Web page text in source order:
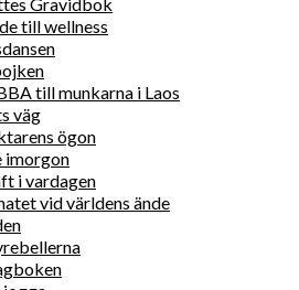
till wellness
till munkarna i Laos
väg
ögon
imorgon
i vardagen
vid världens ände